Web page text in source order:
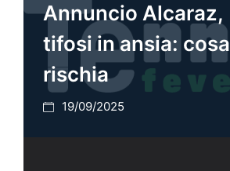
Annuncio Alcaraz,
tifosi in ansia: cosa
rischia
19/09/2025